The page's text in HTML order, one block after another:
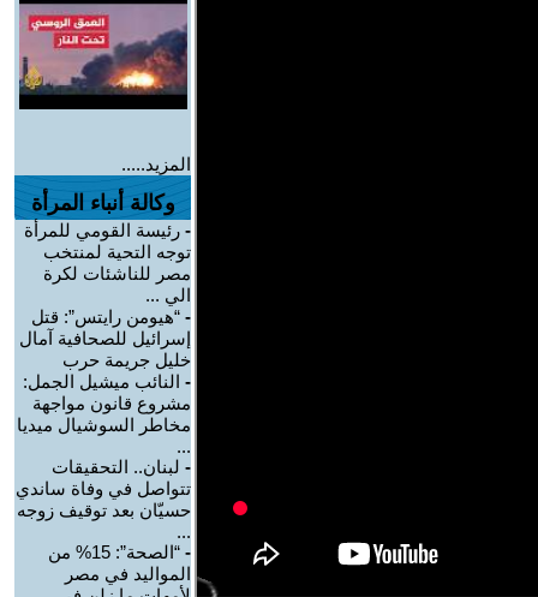
المزيد.....
وكالة أنباء المرأة
- رئيسة القومي للمرأة
توجه التحية لمنتخب
مصر للناشئات لكرة
الي ...
- “هيومن رايتس”: قتل
إسرائيل للصحافية آمال
خليل جريمة حرب
- النائب ميشيل الجمل:
مشروع قانون مواجهة
مخاطر السوشيال ميديا
...
- لبنان.. التحقيقات
تتواصل في وفاة ساندي
حسيّان بعد توقيف زوجه
...
-
“الصحة”: 15% من
المواليد في مصر